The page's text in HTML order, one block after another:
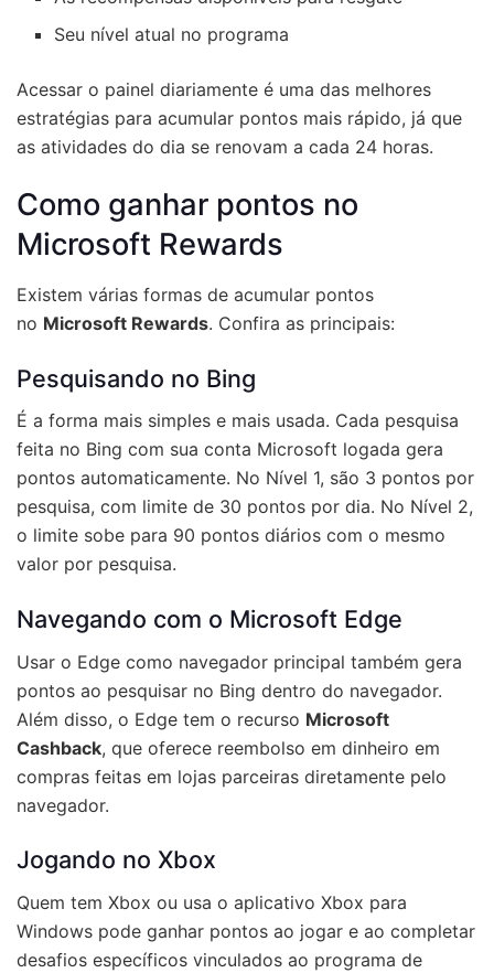
Seu nível atual no programa
Acessar o painel diariamente é uma das melhores
estratégias para acumular pontos mais rápido, já que
as atividades do dia se renovam a cada 24 horas.
Como ganhar pontos no
Microsoft Rewards
Existem várias formas de acumular pontos
no Microsoft Rewards. Confira as principais:
Pesquisando no Bing
É a forma mais simples e mais usada. Cada pesquisa
feita no Bing com sua conta Microsoft logada gera
pontos automaticamente. No Nível 1, são 3 pontos por
pesquisa, com limite de 30 pontos por dia. No Nível 2,
o limite sobe para 90 pontos diários com o mesmo
valor por pesquisa.
Navegando com o Microsoft Edge
Usar o Edge como navegador principal também gera
pontos ao pesquisar no Bing dentro do navegador.
Além disso, o Edge tem o recurso Microsoft
Cashback, que oferece reembolso em dinheiro em
compras feitas em lojas parceiras diretamente pelo
navegador.
Jogando no Xbox
Quem tem Xbox ou usa o aplicativo Xbox para
Windows pode ganhar pontos ao jogar e ao completar
desafios específicos vinculados ao programa de